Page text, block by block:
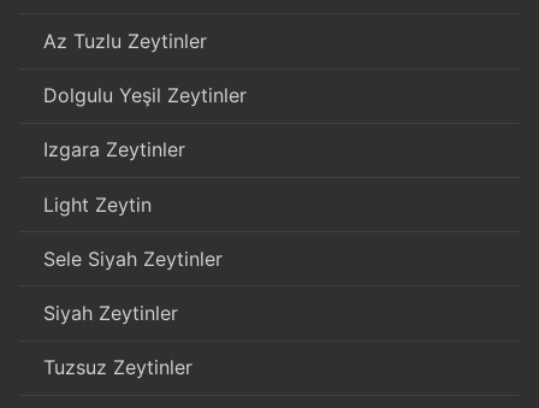
Az Tuzlu Zeytinler
Dolgulu Yeşil Zeytinler
Izgara Zeytinler
Light Zeytin
Sele Siyah Zeytinler
Siyah Zeytinler
Tuzsuz Zeytinler